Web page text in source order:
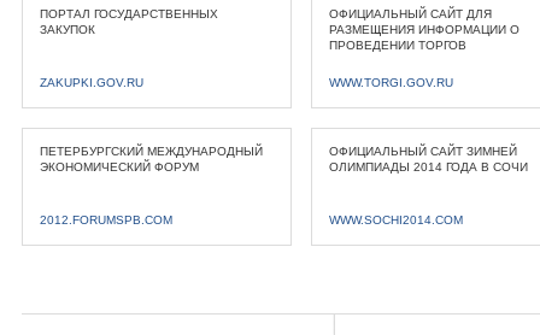
ПОРТАЛ ГОСУДАРСТВЕННЫХ
ЗАКУПОК
ZAKUPKI.GOV.RU
ОФИЦИАЛЬНЫЙ САЙТ ДЛЯ
РАЗМЕЩЕНИЯ ИНФОРМАЦИИ О
ПРОВЕДЕНИИ ТОРГОВ
WWW.TORGI.GOV.RU
ПЕТЕРБУРГСКИЙ МЕЖДУНАРОДНЫЙ
ЭКОНОМИЧЕСКИЙ ФОРУМ
2012.FORUMSPB.COM
ОФИЦИАЛЬНЫЙ САЙТ ЗИМНЕЙ
ОЛИМПИАДЫ 2014 ГОДА В СОЧИ
WWW.SOCHI2014.COM